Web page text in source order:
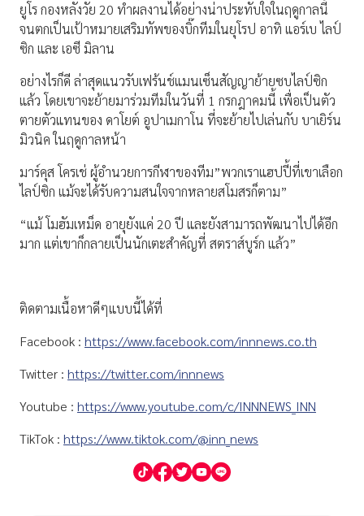
ยูโร กองหลังวัย 20 ทำผลงานได้อย่างน่าประทับใจในฤดูกาลนี้
จนตกเป็นเป้าหมายเสริมทัพของบิ๊กทีมในยุโรป อาทิ แอร์เบ ไลป์
ซิก และ เอซี มิลาน
อย่างไรก็ดี ล่าสุดแนวรับเฟร้นช์แมนเซ็นสัญญาย้ายซบไลป์ซิก
แล้ว โดยเขาจะย้ายมาร่วมทีมในวันที่ 1 กรกฎาคมนี้ เพื่อเป็นตัว
ตายตัวแทนของ ดาโยต์ อูปาเมกาโน ที่จะย้ายไปเล่นกับ บาเยิร์น
มิวนิค ในฤดูกาลหน้า
มาร์คุส โครเช่ ผู้อำนวยการกีฬาของทีม”พวกเราแฮปปี้ที่เขาเลือก
ไลป์ซิก แม้จะได้รับความสนใจจากหลายสโมสรก็ตาม”
“แม้ โมฮัมเหม็ด อายุยังแค่ 20 ปี และยังสามารถพัฒนาไปได้อีก
มาก แต่เขาก็กลายเป็นนักเตะสำคัญที่ สตราส์บูร์ก แล้ว”
ติดตามเนื้อหาดีๆแบบนี้ได้ที่
Facebook : https://www.facebook.com/innnews.co.th
Twitter : https://twitter.com/innnews
Youtube : https://www.youtube.com/c/INNNEWS_INN
TikTok : https://www.tiktok.com/@inn_news